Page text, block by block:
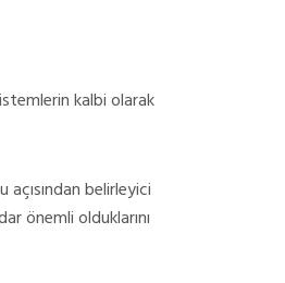
kalbi olarak
belirleyici
önemli olduklarını